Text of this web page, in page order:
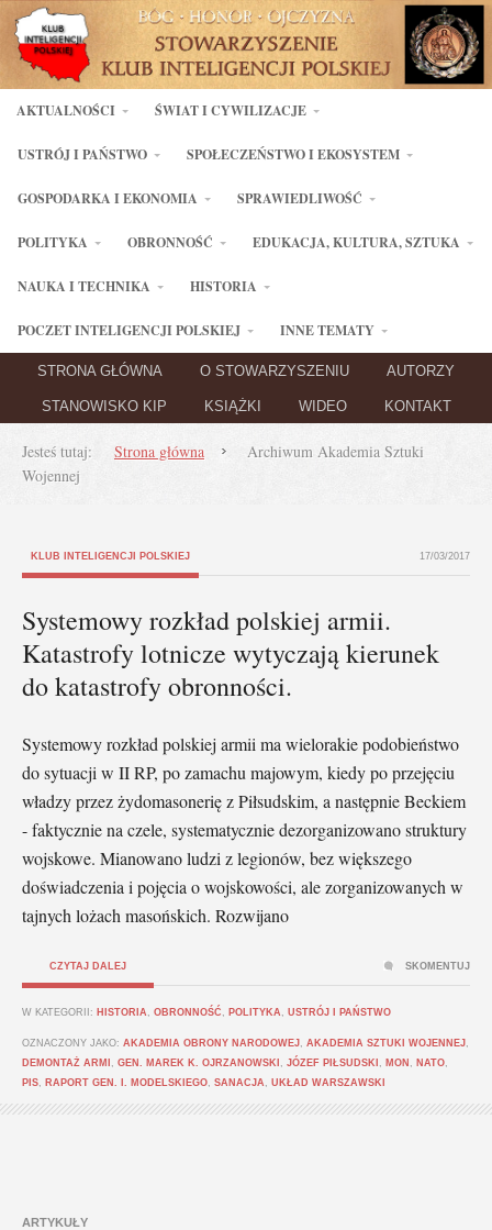
AKTUALNOŚCI ŚWIAT I CYWILIZACJE
USTRÓJ I PAŃSTWO SPOŁECZEŃSTWO I EKOSYSTEM
GOSPODARKA I EKONOMIA SPRAWIEDLIWOŚĆ
POLITYKA OBRONNOŚĆ EDUKACJA, KULTURA, SZTUKA
NAUKA I TECHNIKA HISTORIA
POCZET INTELIGENCJI POLSKIEJ INNE TEMATY
STRONA GŁÓWNA O STOWARZYSZENIU AUTORZY
STANOWISKO KIP KSIĄŻKI WIDEO KONTAKT
Jesteś tutaj: Strona główna
Archiwum Akademia Sztuki
Wojennej
KLUB INTELIGENCJI POLSKIEJ 17/03/2017
Systemowy rozkład polskiej armii.
Katastrofy lotnicze wytyczają kierunek
do katastrofy obronności.
Systemowy rozkład polskiej armii ma wielorakie podobieństwo
do sytuacji w II RP, po zamachu majowym, kiedy po przejęciu
władzy przez żydomasonerię z Piłsudskim, a następnie Beckiem
- faktycznie na czele, systematycznie dezorganizowano struktury
wojskowe. Mianowano ludzi z legionów, bez większego
doświadczenia i pojęcia o wojskowości, ale zorganizowanych w
tajnych lożach masońskich. Rozwijano
CZYTAJ DALEJ
W KATEGORII: HISTORIA OBRONNOŚĆ POLITYKA USTRÓJ I PAŃSTWO
OZNACZONY JAKO: AKADEMIA OBRONY NARODOWEJ AKADEMIA SZTUKI WOJENNEJ
DEMONTAŻ ARMI
GEN. MAREK K. OJRZANOWSKI JÓZEF PIŁSUDSKI MON NATO
PIS
RAPORT GEN. I. MODELSKIEGO SANACJA UKŁAD WARSZAWSKI
SKOMENTUJ
ARTYKUŁY